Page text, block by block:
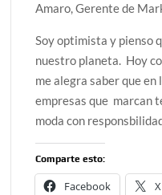
Amaro, Gerente de
Soy optimista y pienso
nuestro planeta. Hoy
me alegra saber que
empresas que marcan
moda con
Comparte esto:
Facebook X